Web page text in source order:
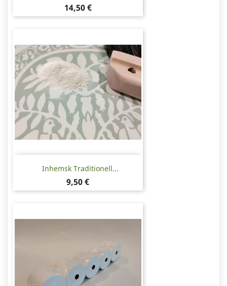
Pris
14,50 €
Inhemsk Traditionell...
Pris
9,50 €